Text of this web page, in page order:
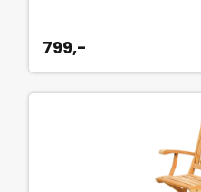
799,-